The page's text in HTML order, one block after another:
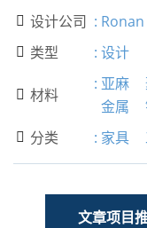
 设计公司 :
 类型 : 设计
 材料
: 亚麻
金属
 分类 : 家具
文章项目